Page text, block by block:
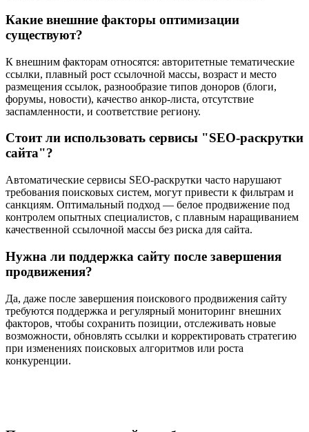
Какие внешние факторы оптимизации
существуют?
К внешним факторам относятся: авторитетные тематические
ссылки, плавный рост ссылочной массы, возраст и место
размещения ссылок, разнообразие типов доноров (блоги,
форумы, новости), качество анкор-листа, отсутствие
заспамленности, и соответствие региону.
Стоит ли использовать сервисы "SEO-раскрутки
сайта"?
Автоматические сервисы SEO-раскрутки часто нарушают
требования поисковых систем, могут привести к фильтрам и
санкциям. Оптимальный подход — белое продвижение под
контролем опытных специалистов, с плавным наращиванием
качественной ссылочной массы без риска для сайта.
Нужна ли поддержка сайту после завершения
продвижения?
Да, даже после завершения поискового продвижения сайту
требуются поддержка и регулярный мониторинг внешних
факторов, чтобы сохранить позиции, отслеживать новые
возможности, обновлять ссылки и корректировать стратегию
при изменениях поисковых алгоритмов или роста
конкуренции.